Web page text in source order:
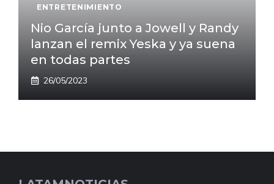
ENTRETENIMIENTO
Nio García junto a Jowell y Randy
lanzan el remix Yeska y ya suena
en todas partes
26/05/2023